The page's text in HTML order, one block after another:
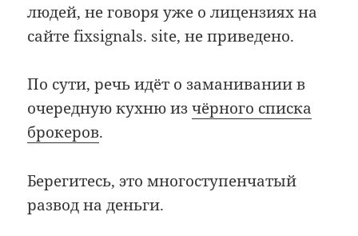
людей, не говоря уже о лицензиях на
сайте fixsignals. site, не приведено.
По сути, речь идёт о заманивании в
очередную кухню изчёрного списка
брокеров.
Берегитесь, это многоступенчатый
развод на деньги.